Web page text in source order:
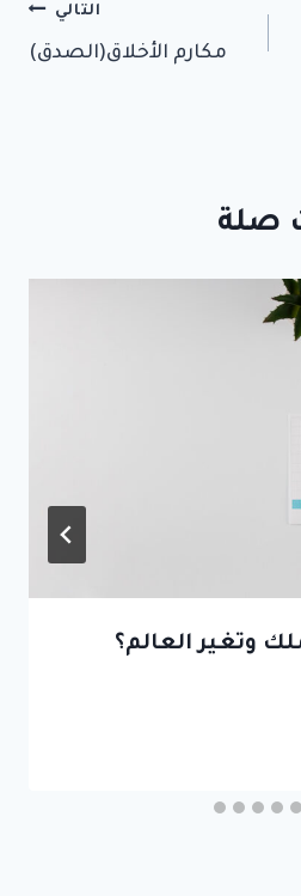
التالي
مكارم الأخلاق(الصدق)
صلة
وتغير العالم؟